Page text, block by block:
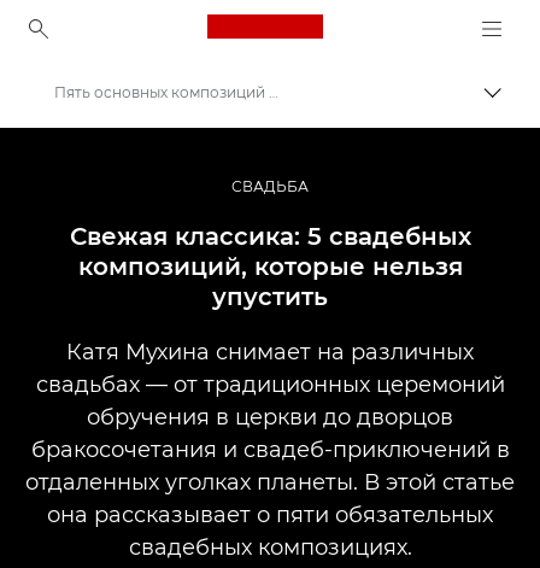
Canon Logo, back to
Профессиональная фото- и видеосъемка
Истории
Пять основных композиций для свадебной фотосъемки
СВАДЬБА
Свежая классика: 5 свадебных
композиций, которые нельзя
упустить
Катя Мухина снимает на различных
свадьбах — от традиционных церемоний
обручения в церкви до дворцов
бракосочетания и свадеб-приключений в
отдаленных уголках планеты. В этой статье
она рассказывает о пяти обязательных
свадебных композициях.